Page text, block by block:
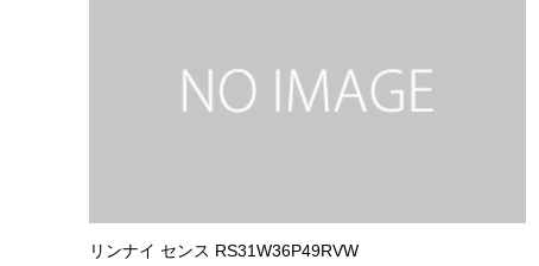
リンナイ センス RS31W36P49RVW